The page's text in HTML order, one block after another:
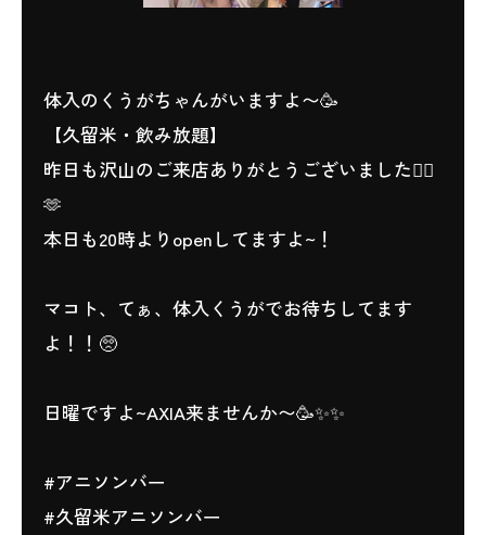
体入のくうがちゃんがいますよ〜🥳
【久留米・飲み放題】
昨日も沢山のご来店ありがとうございました🙇‍♀️
🫶
本日も20時よりopenしてますよ~！
マコト、てぁ、体入くうがでお待ちしてます
よ！！🥺
日曜ですよ~AXIA来ませんか〜🥳✨✨
#アニソンバー
#久留米アニソンバー